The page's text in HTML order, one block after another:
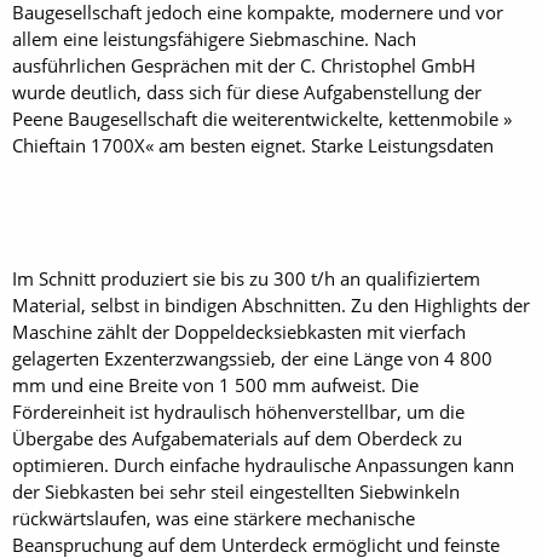
Baugesellschaft jedoch eine kompakte, modernere und vor
allem eine leistungsfähigere Siebmaschine. Nach
ausführlichen Gesprächen mit der C. Christophel GmbH
wurde deutlich, dass sich für diese Aufgabenstellung der
Peene Baugesellschaft die weiterentwickelte, kettenmobile »
Chieftain 1700X« am besten eignet. Starke Leistungsdaten
Im Schnitt produziert sie bis zu 300 t/h an qualifiziertem
Material, selbst in bindigen Abschnitten. Zu den Highlights der
Maschine zählt der Doppeldecksiebkasten mit vierfach
gelagerten Exzenterzwangssieb, der eine Länge von 4 800
mm und eine Breite von 1 500 mm aufweist. Die
Fördereinheit ist hydraulisch höhenverstellbar, um die
Übergabe des Aufgabematerials auf dem Oberdeck zu
optimieren. Durch einfache hydraulische Anpassungen kann
der Siebkasten bei sehr steil eingestellten Siebwinkeln
rückwärtslaufen, was eine stärkere mechanische
Beanspruchung auf dem Unterdeck ermöglicht und feinste